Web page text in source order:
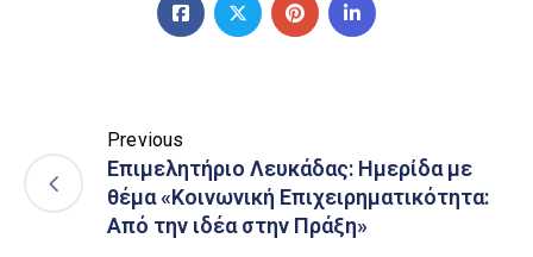
Previous
Επιμελητήριο Λευκάδας: Hμερίδα με
θέμα «Κοινωνική Επιχειρηματικότητα:
Από την ιδέα στην Πράξη»